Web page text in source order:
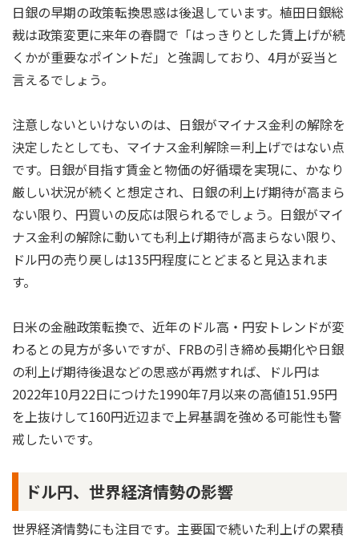
日銀の早期の政策転換思惑は後退しています。植田日銀総
裁は政策変更に来年の春闘で「はっきりとした賃上げが続
くかが重要なポイントだ」と強調しており、4月が妥当と
言えるでしょう。
注意しないといけないのは、日銀がマイナス金利の解除を
決定したとしても、マイナス金利解除＝利上げではない点
です。日銀が目指す賃金と物価の好循環を実現に、かなり
厳しい状況が続くと想定され、日銀の利上げ期待が高まら
ない限り、円買いの反応は限られるでしょう。日銀がマイ
ナス金利の解除に動いても利上げ期待が高まらない限り、
ドル円の売り戻しは135円程度にとどまると見込まれま
す。
日米の金融政策転換で、近年のドル高・円安トレンドが変
わるとの見方が多いですが、FRBの引き締め長期化や日銀
の利上げ期待後退などの思惑が再燃すれば、ドル円は
2022年10月22日につけた1990年7月以来の高値151.95円
を上抜けして160円近辺まで上昇基調を強める可能性も警
戒したいです。
ドル円、世界経済情勢の影響
世界経済情勢にも注目です。主要国で続いた利上げの累積